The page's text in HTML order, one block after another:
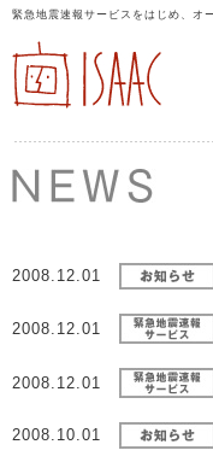
緊急地震速報サービスをはじめ、オ
2008.12.01
2008.12.01
2008.12.01
2008.10.01